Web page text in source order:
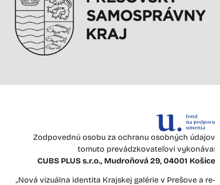
Zodpovednú osobu za ochranu osobných údajov
tomuto prevádzkovateľovi vykonáva:
CUBS PLUS s.r.o., Mudroňová 29, 04001 Košice
„Nová vizuálna identita Krajskej galérie v Prešove a re-